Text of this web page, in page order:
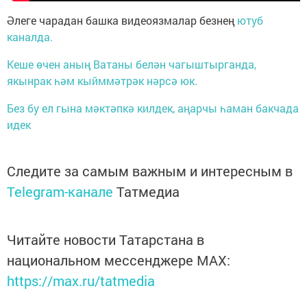
Әлеге чарадан башка видеоязмалар безнең ютуб
каналда.
Кеше өчен аның Ватаны белән чагыштырганда,
якынрак һәм кыйммәтрәк нәрсә юк.
Без бу ел гына мәктәпкә килдек, аңарчы һаман бакчада
идек
Следите за самым важным и интересным в
Telegram-канале Татмедиа
Читайте новости Татарстана в
национальном мессенджере MАХ:
https://max.ru/tatmedia